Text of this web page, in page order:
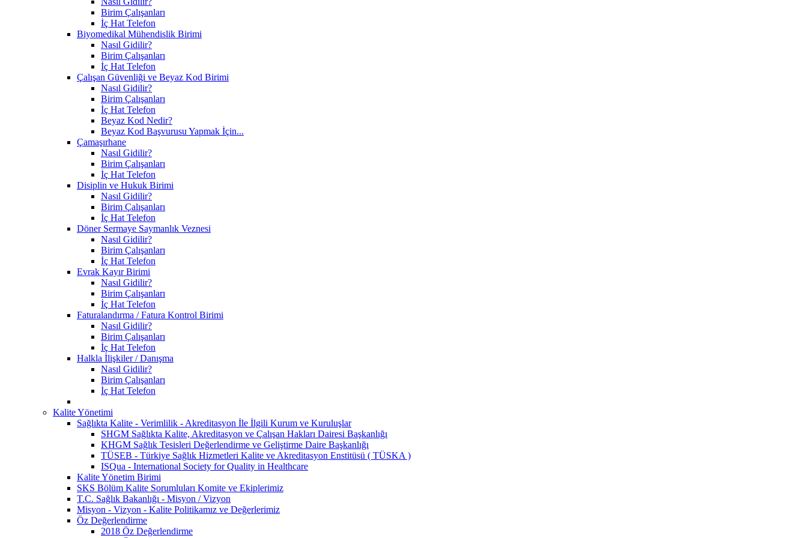
Birim Çalışanları
İç Hat Telefon
Biyomedikal Mühendislik Birimi
Nasıl Gidilir?
Birim Çalışanları
İç Hat Telefon
Çalışan Güvenliği ve Beyaz Kod Birimi
Nasıl Gidilir?
Birim Çalışanları
İç Hat Telefon
Beyaz Kod Nedir?
Beyaz Kod Başvurusu Yapmak İçin...
Çamaşırhane
Nasıl Gidilir?
Birim Çalışanları
İç Hat Telefon
Disiplin ve Hukuk Birimi
Nasıl Gidilir?
Birim Çalışanları
İç Hat Telefon
Döner Sermaye Saymanlık Veznesi
Nasıl Gidilir?
Birim Çalışanları
İç Hat Telefon
Evrak Kayır Birimi
Nasıl Gidilir?
Birim Çalışanları
İç Hat Telefon
Faturalandırma / Fatura Kontrol Birimi
Nasıl Gidilir?
Birim Çalışanları
İç Hat Telefon
Halkla İlişkiler / Danışma
Nasıl Gidilir?
Birim Çalışanları
İç Hat Telefon
Kalite Yönetimi
Sağlıkta Kalite - Verimlilik - Akreditasyon İle İlgili Kurum ve Kuruluşlar
SHGM Sağlıkta Kalite, Akreditasyon ve Çalışan Hakları Dairesi Başkanlığı
KHGM Sağlık Tesisleri Değerlendirme ve Geliştirme Daire Başkanlığı
TÜSEB - Türkiye Sağlık Hizmetleri Kalite ve Akreditasyon Enstitüsü ( TÜSKA )
ISQua - International Society for Quality in Healthcare
Kalite Yönetim Birimi
SKS Bölüm Kalite Sorumluları Komite ve Ekiplerimiz
T.C. Sağlık Bakanlığı - Misyon / Vizyon
Misyon - Vizyon - Kalite Politikamız ve Değerlerimiz
Öz Değerlendirme
2018 Öz Değerlendirme